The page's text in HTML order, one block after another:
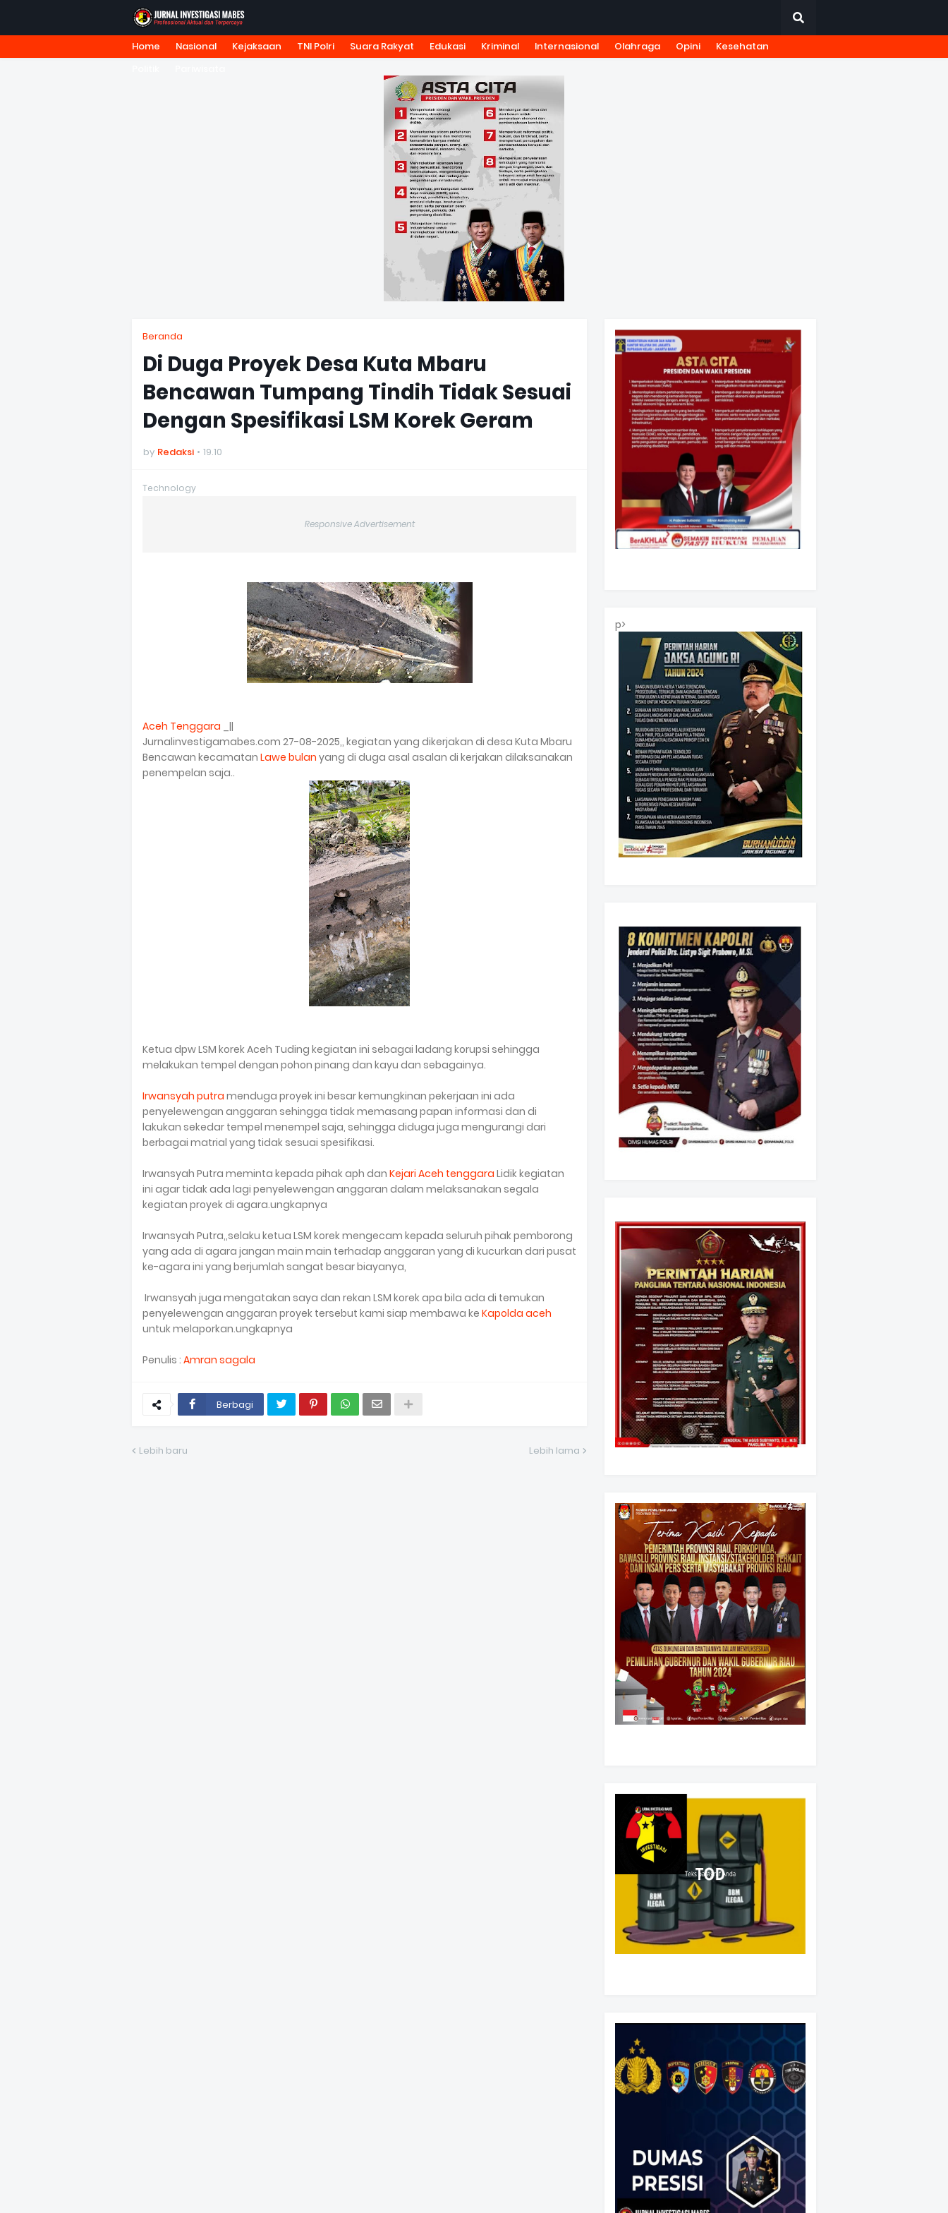
HOME TENTANG KAMI REDAKSI TARIF IKLAN PEDOMAN MEDIA SIBER KODE ETIK JURNALISTIK
Home Nasional Kejaksaan TNI Polri Suara Rakyat Edukasi Kriminal Internasional Olahraga Opini
Kesehatan
Beranda
Di Duga Proyek Desa Kuta Mbaru
Bencawan Tumpang Tindih Tidak Sesuai
Dengan Spesifikasi LSM Korek Geram
by Redaksi 19.10
Technology
Responsive Advertisement
Aceh Tenggara _||
Jurnalinvestigamabes.com 27-08-2025,, kegiatan yang dikerjakan di desa Kuta Mbaru
Bencawan kecamatan Lawe bulan yang di duga asal asalan di kerjakan dilaksanakan
penempelan saja..
Ketua dpw LSM korek Aceh Tuding kegiatan ini sebagai ladang korupsi sehingga
melakukan tempel dengan pohon pinang dan kayu dan sebagainya.
Irwansyah putra menduga proyek ini besar kemungkinan pekerjaan ini ada
penyelewengan anggaran sehingga tidak memasang papan informasi dan di
lakukan sekedar tempel menempel saja, sehingga diduga juga mengurangi dari
berbagai matrial yang tidak sesuai spesifikasi.
Irwansyah Putra meminta kepada pihak aph dan Kejari Aceh tenggara Lidik kegiatan
ini agar tidak ada lagi penyelewengan anggaran dalam melaksanakan segala
kegiatan proyek di agara.ungkapnya
Irwansyah Putra,,selaku ketua LSM korek mengecam kepada seluruh pihak pemborong
yang ada di agara jangan main main terhadap anggaran yang di kucurkan dari pusat
ke-agara ini yang berjumlah sangat besar biayanya,
Irwansyah juga mengatakan saya dan rekan LSM korek apa bila ada di temukan
penyelewengan anggaran proyek tersebut kami siap membawa ke Kapolda aceh
untuk melaporkan.ungkapnya
Penulis : Amran sagala
Berbagi
Lebih baru Lebih lama
p>